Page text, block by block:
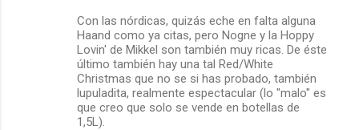
Con las nórdicas, quizás eche en falta alguna
Haand como ya citas, pero Nogne y la Hoppy
Lovin' de Mikkel son también muy ricas. De éste
último también hay una tal Red/White
Christmas que no se si has probado, también
lupuladita, realmente espectacular (lo "malo" es
que creo que solo se vende en botellas de
1,5L).